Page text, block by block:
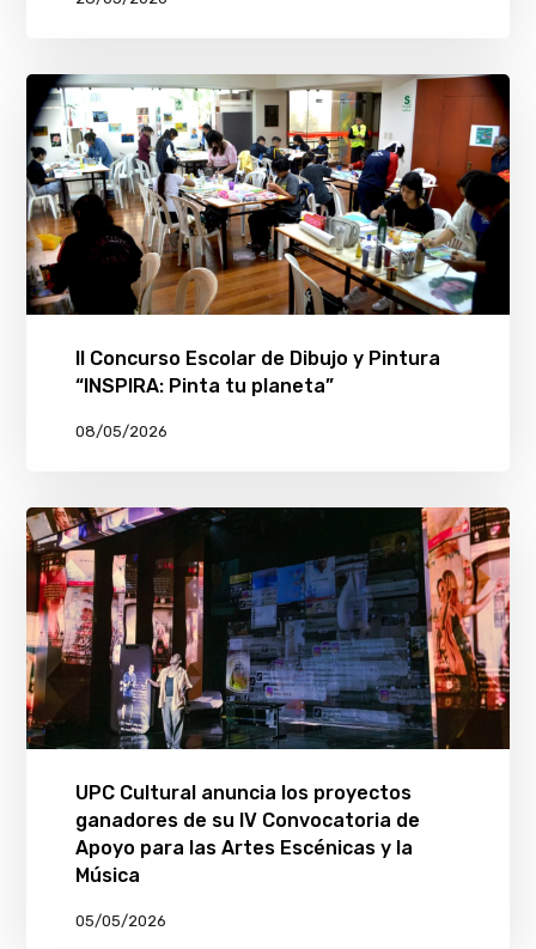
II Concurso Escolar de Dibujo y Pintura
“INSPIRA: Pinta tu planeta”
08/05/2026
UPC Cultural anuncia los proyectos
ganadores de su IV Convocatoria de
Apoyo para las Artes Escénicas y la
Música
05/05/2026